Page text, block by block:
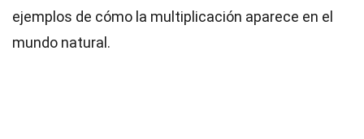
ejemplos de cómo la multiplicación aparece en el
mundo natural.